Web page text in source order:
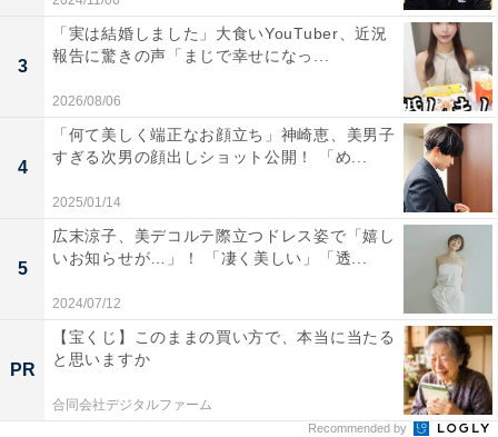
3
「実は結婚しました」大食いYouTuber、近況
報告に驚きの声「まじで幸せになっ...
2026/08/06
4
「何て美しく端正なお顔立ち」神崎恵、美男子
すぎる次男の顔出しショット公開！ 「め...
2025/01/14
5
広末涼子、美デコルテ際立つドレス姿で「嬉し
いお知らせが…」！ 「凄く美しい」「透...
2024/07/12
PR
【宝くじ】このままの買い方で、本当に当たる
と思いますか
合同会社デジタルファーム
Recommended by